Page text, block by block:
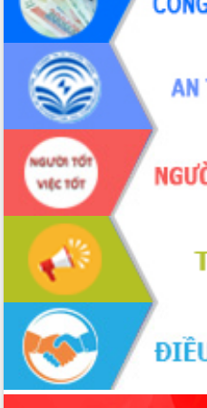
món ăn từ sầu riêng
Đắk Lắk công bố Quy hoạch và xúc
tiến đầu tư tỉnh
Ngành cá ngừ Đắk Lắk chủ động thích
ứng để giữ vững thị trường xuất khẩu
Diễn đàn Kinh tế tư nhân Việt Nam đột
phá cơ chế - Hợp tác công tư
Đề án 06 tạo bước ngoặt đột phá trong
cải cách hành chính tỉnh Đắk Lắk
Kết nối tour, đẩy mạnh chuyển đổi số
để phát triển du lịch Đắk Lắk
Khởi động Dự án Đầu tư xây dựng hạ
tầng kỹ thuật Cụm công nghiệp Tân
Tiến
Gặp mặt các cơ quan báo chí nhân Kỷ
niệm 101 năm Ngày Báo chí Cách
mạng Việt Nam
Đắk Lắk sơ kết 4 năm triển khai thực
hiện Đề án 06 của Chính phủ
Họp báo thông tin về Hội nghị Công bố